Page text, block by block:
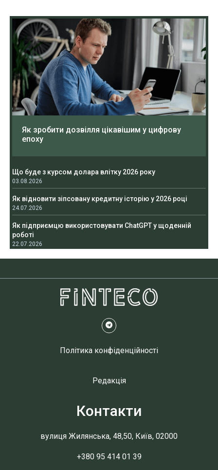
Як зробити дозвілля цікавішим у цифрову
епоху
Що буде з курсом долара влітку 2026 року
03.08.2026
Як відновити зіпсовану кредитну історію у 2026 році
24.07.2026
Як підприємцю використовувати ChatGPT у щоденній
роботі
22.07.2026
Політика конфіденційності
Редакція
Контакти
вулиця Жилянська, 48,50, Київ, 02000
+380 95 414 01 39